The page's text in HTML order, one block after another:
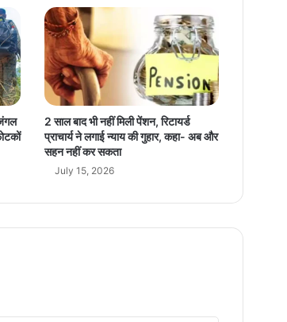
2 साल बाद भी नहीं मिली पेंशन, रिटायर्ड
प्राचार्य ने लगाई न्याय की गुहार, कहा- अब और
सहन नहीं कर सकता
July 15, 2026